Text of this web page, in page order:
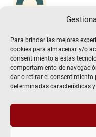
Para brindar las mejores
cookies para almacenar y/o
consentimiento a estas
comportamiento de
dar o retirar el consentimiento
determinadas características